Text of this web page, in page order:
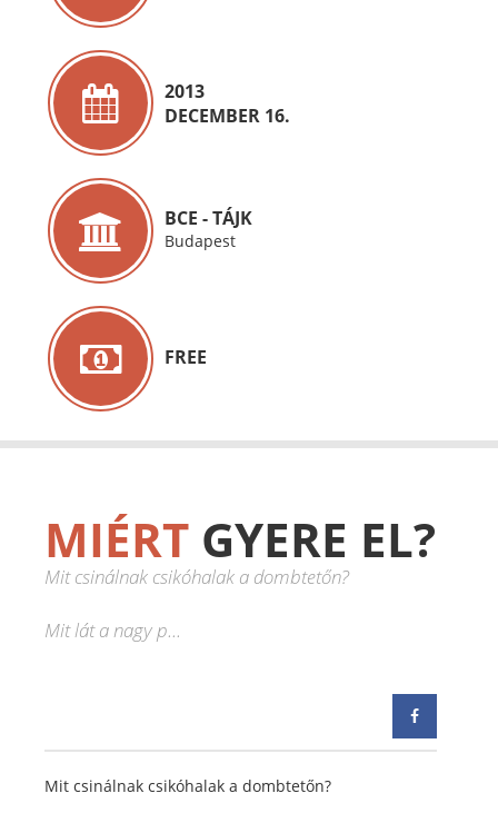
2013
DECEMBER 16.
BCE - TÁJK
Budapest
FREE
MIÉRT GYERE EL?
Mit csinálnak csikóhalak a dombtetőn?
Mit lát a nagy p...
Mit csinálnak csikóhalak a dombtetőn?